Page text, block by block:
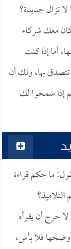
تزال جديدة؟
معك شركاء
أما إذا كنت
بها، ولك أن
إذا سمحوا لك
ما حكم قراءة
حرج أن يقرأه
فلا بأس،